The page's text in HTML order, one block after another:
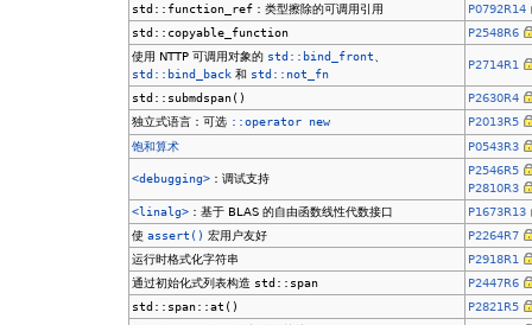
std::function_ref ：类型擦除的可调用引用
P0792R14
std::copyable_function
P2548R6
使用 NTTP 可调用对象的 std::bind_front
std::bind_back 和 std::not_fn
P2714R1
std::submdspan()
P2630R4
独立式语言：可选 ::operator new
P2013R5
饱和算术
P0543R3
<debugging> ：调试支持
P2546R5
P2810R3
<linalg> ：基于 BLAS 的自由函数线性代数接口
P1673R13
使assert() 宏用户友好
P2264R7
运行时格式化字符串
P2918R1
通过初始化式列表构造 std::span
P2447R6
std::span::at()
P2821R5